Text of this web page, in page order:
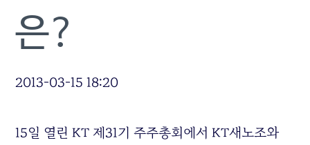
은?
2013-03-15 18:20
15일 열린 KT 제31기 주주총회에서 KT새노조와